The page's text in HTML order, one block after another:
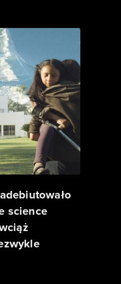
science